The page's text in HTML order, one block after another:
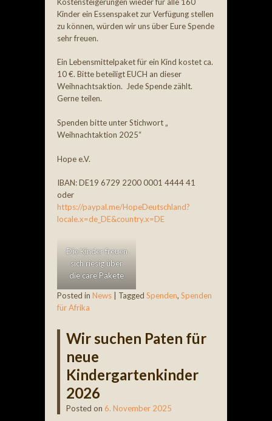
Kinder ein Essenspaket zur Verfügung stellen
zu können, würden wir uns über Eure Spende
sehr freuen.
Ein Lebensmittelpaket für ein Kind kostet ca.
10 €. Bitte beteiligt EUCH an dieser
Weihnachtsaktion. Jede Spende zählt.
Gerne teilen.
Spenden bitte unter Stichwort „
Weihnachtaktion 2025“
Hope e.V.
IBAN: DE19 6729 2200 0001 4444 41
oder
https://paypal.me/HopeDeutschland?
locale.x=de_DE&country.x=DE
Die Kinder freuen
sich riesig über
die care Pakete
Posted in News Tagged Spenden, Spenden
für Afrika
Wir suchen Paten für
neue
Kindergartenkinder
2026
Posted on 6. November 2025